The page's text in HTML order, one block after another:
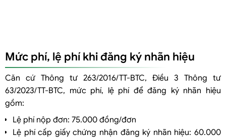
Mức phí, lệ phí khi đăng ký nhãn hiệu
Căn cứ Thông tư 263/2016/TT-BTC, Điều 3 Thông tư
63/2023/TT-BTC, mức phí, lệ phí để đăng ký nhãn hiệu
gồm:
Lệ phí nộp đơn: 75.000 đồng/đơn
Lệ phí cấp giấy chứng nhận đăng ký nhãn hiệu: 60.000